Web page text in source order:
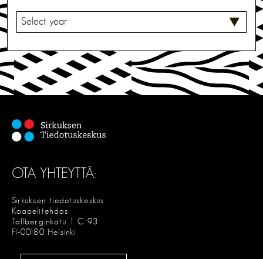
V
I
T
E
OTA YHTEYTTÄ:
Sirkuksen tiedotuskeskus
Kaapelitehdas
Tallberginkatu 1 C 93
FI-00180 Helsinki